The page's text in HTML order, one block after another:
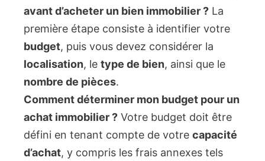
avant d’acheter un bien immobilier ? La
première étape consiste à identifier votre
budget, puis vous devez considérer la
localisation, le type de bien, ainsi que le
nombre de pièces.
Comment déterminer mon budget pour un
achat immobilier ? Votre budget doit être
défini en tenant compte de votre capacité
d’achat, y compris les frais annexes tels